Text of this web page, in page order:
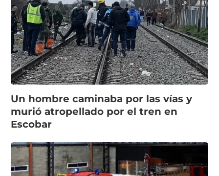
Un hombre caminaba por las vías y
murió atropellado por el tren en
Escobar